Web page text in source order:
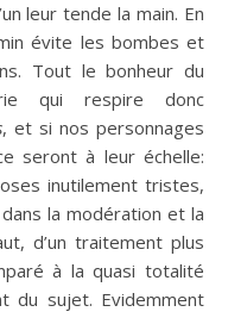
leur tende la main. En
évite les bombes et
Tout le bonheur du
qui respire donc
, et si nos personnages
seront à leur échelle:
inutilement tristes,
la modération et la
d’un traitement plus
à la quasi totalité
du sujet. Evidemment